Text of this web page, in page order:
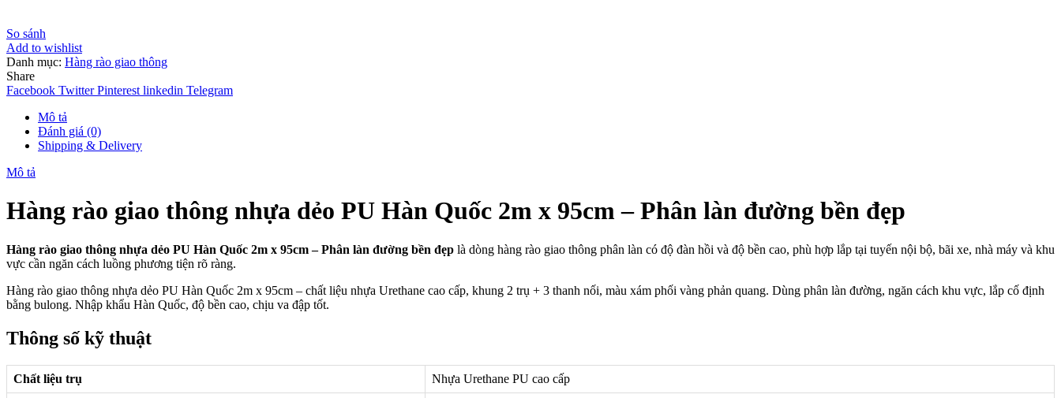
So sánh
Add to wishlist
Danh mục: Hàng rào giao thông
Share
Facebook Twitter Pinterest linkedin Telegram
Mô tả
Đánh giá (0)
Shipping & Delivery
Mô tả
Hàng rào giao thông nhựa dẻo PU Hàn Quốc 2m x 95cm – Phân làn đường bền đẹp
Hàng rào giao thông nhựa dẻo PU Hàn Quốc 2m x 95cm – Phân làn đường bền đẹp là dòng hàng rào giao thông phân làn có độ đàn hồi và độ bền cao, phù hợp lắp tại tuyến nội bộ, bãi xe, nhà máy và khu
vực cần ngăn cách luồng phương tiện rõ ràng.
Hàng rào giao thông nhựa dẻo PU Hàn Quốc 2m x 95cm – chất liệu nhựa Urethane cao cấp, khung 2 trụ + 3 thanh nối, màu xám phối vàng phản quang. Dùng phân làn đường, ngăn cách khu vực, lắp cố định
bằng bulong. Nhập khẩu Hàn Quốc, độ bền cao, chịu va đập tốt.
Thông số kỹ thuật
Chất liệu trụ Nhựa Urethane PU cao cấp